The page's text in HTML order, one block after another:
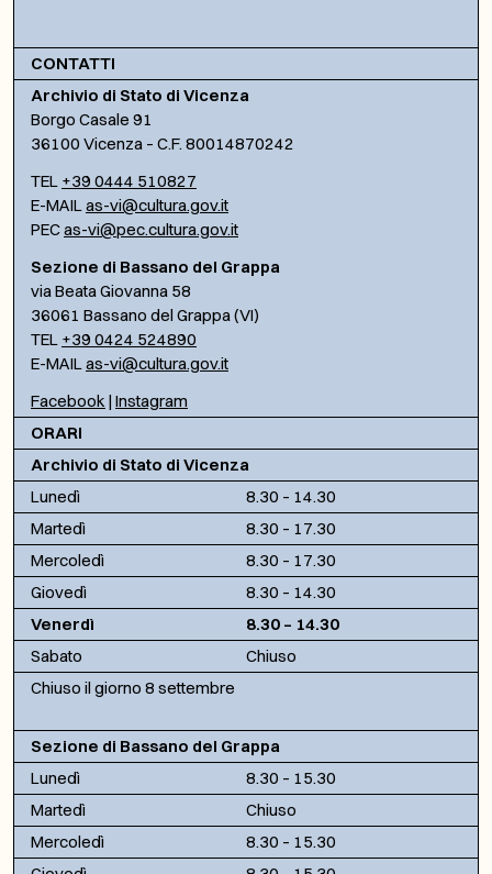
CONTATTI
Archivio di Stato di Vicenza
Borgo Casale 91
36100 Vicenza – C.F. 80014870242
TEL +39 0444 510827
E-MAILas-vi@cultura.gov.it
PECas-vi@pec.cultura.gov.it
Sezione di Bassano del Grappa
via Beata Giovanna 58
36061 Bassano del Grappa (VI)
TEL +39 0424 524890
E-MAILas-vi@cultura.gov.it
Facebook | Instagram
ORARI
Archivio di Stato di Vicenza
Lunedì
8.30 – 14.30
Martedì
8.30 – 17.30
Mercoledì
8.30 – 17.30
Giovedì
8.30 – 14.30
Venerdì
8.30 – 14.30
Sabato
Chiuso
Chiuso il giorno 8 settembre
Sezione di Bassano del Grappa
Lunedì
8.30 – 15.30
Martedì
Chiuso
Mercoledì
8.30 – 15.30